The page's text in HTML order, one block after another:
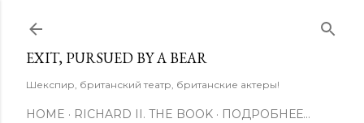
EXIT, PURSUED BY A BEAR
Шекспир, британский театр, британские актеры!
HOME RICHARD II. THE BOOK ПОДРОБНЕЕ…